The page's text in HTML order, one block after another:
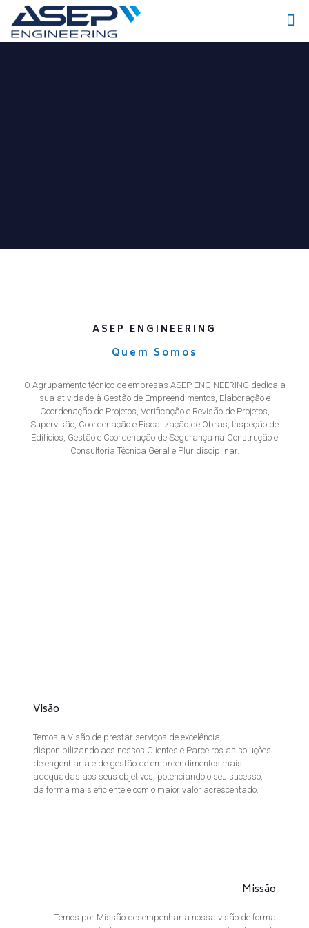
ASEP ENGINEERING
Quem Somos
O Agrupamento técnico de empresas ASEP ENGINEERING dedica a
sua atividade à Gestão de Empreendimentos, Elaboração e
Coordenação de Projetos, Verificação e Revisão de Projetos,
Supervisão, Coordenação e Fiscalização de Obras, Inspeção de
Edifícios, Gestão e Coordenação de Segurança na Construção e
Consultoria Técnica Geral e Pluridisciplinar.
Visão
Temos a Visão de prestar serviços de excelência,
disponibilizando aos nossos Clientes e Parceiros as soluções
de engenharia e de gestão de empreendimentos mais
adequadas aos seus objetivos, potenciando o seu sucesso,
da forma mais eficiente e com o maior valor acrescentado.
Missão
Temos por Missão desempenhar a nossa visão de forma